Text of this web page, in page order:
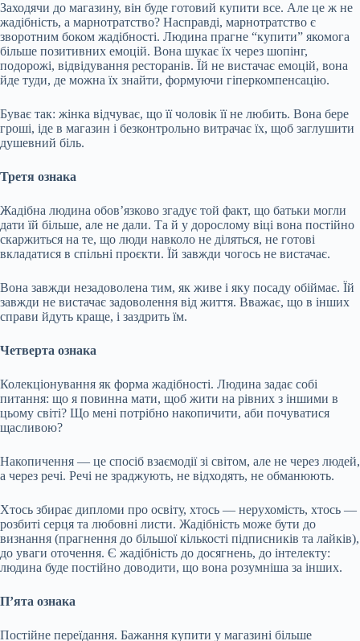
Заходячи до магазину, він буде готовий купити все. Але це ж не
жадібність, а марнотратство? Насправді, марнотратство є
зворотним боком жадібності. Людина прагне “купити” якомога
більше позитивних емоцій. Вона шукає їх через шопінг,
подорожі, відвідування ресторанів. Їй не вистачає емоцій, вона
йде туди, де можна їх знайти, формуючи гіперкомпенсацію.
Буває так: жінка відчуває, що її чоловік її не любить. Вона бере
гроші, іде в магазин і безконтрольно витрачає їх, щоб заглушити
душевний біль.
Третя ознака
Жадібна людина обов’язково згадує той факт, що батьки могли
дати їй більше, але не дали. Та й у дорослому віці вона постійно
скаржиться на те, що люди навколо не діляться, не готові
вкладатися в спільні проєкти. Їй завжди чогось не вистачає.
Вона завжди незадоволена тим, як живе і яку посаду обіймає. Їй
завжди не вистачає задоволення від життя. Вважає, що в інших
справи йдуть краще, і заздрить їм.
Четверта ознака
Колекціонування як форма жадібності. Людина задає собі
питання: що я повинна мати, щоб жити на рівних з іншими в
цьому світі? Що мені потрібно накопичити, аби почуватися
щасливою?
Накопичення — це спосіб взаємодії зі світом, але не через людей,
а через речі. Речі не зраджують, не відходять, не обманюють.
Хтось збирає дипломи про освіту, хтось — нерухомість, хтось —
розбиті серця та любовні листи. Жадібність може бути до
визнання (прагнення до більшої кількості підписників та лайків),
до уваги оточення. Є жадібність до досягнень, до інтелекту:
людина буде постійно доводити, що вона розумніша за інших.
П’ята ознака
Постійне переїдання. Бажання купити у магазині більше